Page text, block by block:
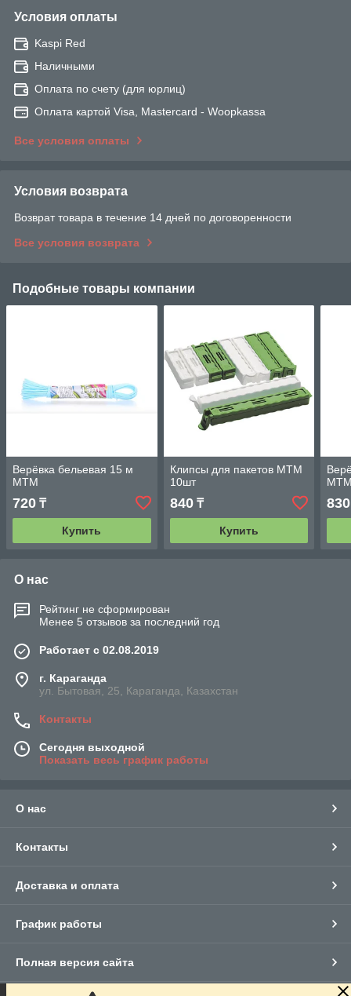
Условия оплаты
Kaspi Red
Наличными
Оплата по счету (для юрлиц)
Оплата картой Visa, Mastercard - Woopkassa
Все условия оплаты
Условия возврата
Возврат товара в течение 14 дней по договоренности
Все условия возврата
Подобные товары компании
Верёвка бельевая 15 м
MTM
720 ₸
Купить
Клипсы для пакетов MTM
10шт
840₸
Купить
830
О нас
Рейтинг не сформирован
Менее 5 отзывов за последний год
Работает с 02.08.2019
г. Караганда
ул. Бытовая, 25, Караганда, Казахстан
Контакты
Сегодня выходной
Показать весь график работы
О нас
Контакты
Доставка и оплата
График работы
Полная версия сайта